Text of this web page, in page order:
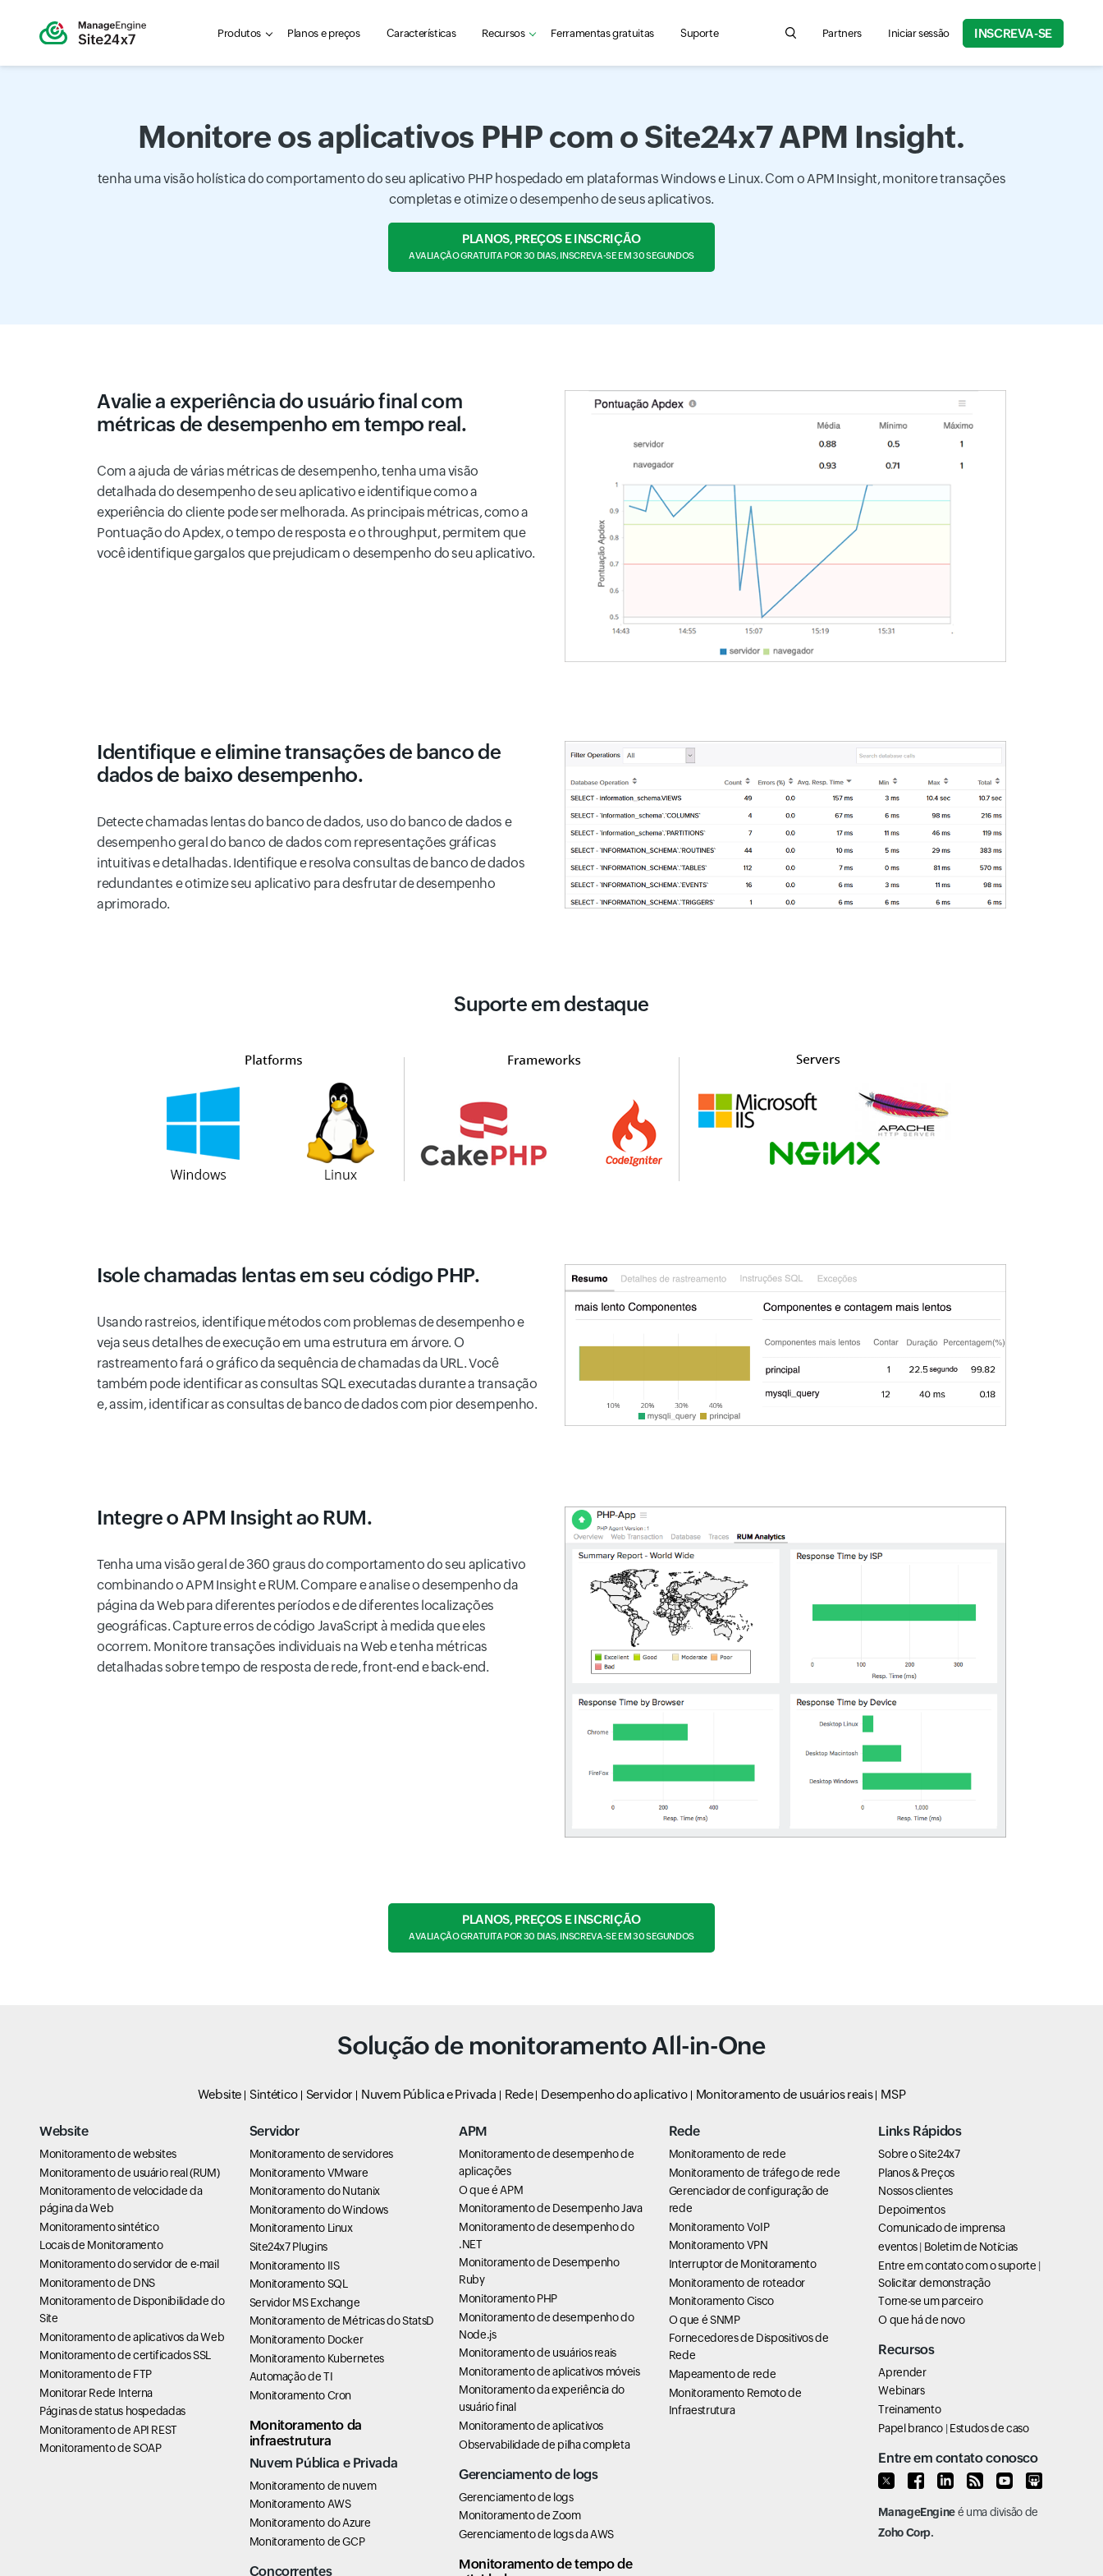
Produtos Planos e preços Características Recursos Ferramentas gratuitas Suporte Search for product information, help articles, and
Partners Iniciar sessão INSCREVA-SE
Monitore os aplicativos PHP com o Site24x7 APM Insight.
tenha uma visão holística do comportamento do seu aplicativo PHP hospedado em plataformas Windows e Linux. Com o APM Insight, monitore transações
completas e otimize o desempenho de seus aplicativos.
PLANOS, PREÇOS E INSCRIÇÃO
AVALIAÇÃO GRATUITA POR 30 DIAS, INSCREVA-SE EM 30 SEGUNDOS
Avalie a experiência do usuário final com
métricas de desempenho em tempo real.
Com a ajuda de várias métricas de desempenho, tenha uma visão
detalhada do desempenho de seu aplicativo e identifique como a
experiência do cliente pode ser melhorada. As principais métricas, como a
Pontuação do Apdex, o tempo de resposta e o throughput, permitem que
você identifique gargalos que prejudicam o desempenho do seu aplicativo.
Identifique e elimine transações de banco de
dados de baixo desempenho.
Detecte chamadas lentas do banco de dados, uso do banco de dados e
desempenho geral do banco de dados com representações gráficas
intuitivas e detalhadas. Identifique e resolva consultas de banco de dados
redundantes e otimize seu aplicativo para desfrutar de desempenho
aprimorado.
Suporte em destaque
Isole chamadas lentas em seu código PHP.
Usando rastreios, identifique métodos com problemas de desempenho e
veja seus detalhes de execução em uma estrutura em árvore. O
rastreamento fará o gráfico da sequência de chamadas da URL. Você
também pode identificar as consultas SQL executadas durante a transação
e, assim, identificar as consultas de banco de dados com pior desempenho.
Integre o APM Insight ao RUM.
Tenha uma visão geral de 360 graus do comportamento do seu aplicativo
combinando o APM Insight e RUM. Compare e analise o desempenho da
página da Web para diferentes períodos e de diferentes localizações
geográficas. Capture erros de código JavaScript à medida que eles
ocorrem. Monitore transações individuais na Web e tenha métricas
detalhadas sobre tempo de resposta de rede, front-end e back-end.
PLANOS, PREÇOS E INSCRIÇÃO
AVALIAÇÃO GRATUITA POR 30 DIAS, INSCREVA-SE EM 30 SEGUNDOS
Solução de monitoramento All-in-One
Website Sintético Servidor Nuvem Pública e Privada Rede Desempenho do aplicativo Monitoramento de usuários reais MSP
Website
Monitoramento de websites
Monitoramento de usuário real (RUM)
Monitoramento de velocidade da
página da Web
Monitoramento sintético
Locais de Monitoramento
Monitoramento do servidor de e-mail
Monitoramento de DNS
Monitoramento de Disponibilidade do
Site
Monitoramento de aplicativos da Web
Monitoramento de certificados SSL
Monitoramento de FTP
Monitorar Rede Interna
Páginas de status hospedadas
Monitoramento de API REST
Monitoramento de SOAP
Servidor
Monitoramento de servidores
Monitoramento VMware
Monitoramento do Nutanix
Monitoramento do Windows
Monitoramento Linux
Site24x7 Plugins
Monitoramento IIS
Monitoramento SQL
Servidor MS Exchange
Monitoramento de Métricas do StatsD
Monitoramento Docker
Monitoramento Kubernetes
Automação de TI
Monitoramento Cron
Monitoramento da
infraestrutura
Nuvem Pública e Privada
Monitoramento de nuvem
Monitoramento AWS
Monitoramento do Azure
Monitoramento de GCP
Concorrentes
APM
Monitoramento de desempenho de
aplicações
O que é APM
Monitoramento de Desempenho Java
Monitoramento de desempenho do
.NET
Monitoramento de Desempenho
Ruby
Monitoramento PHP
Monitoramento de desempenho do
Node.js
Monitoramento de usuários reais
Monitoramento de aplicativos móveis
Monitoramento da experiência do
usuário final
Monitoramento de aplicativos
Observabilidade de pilha completa
Gerenciamento de logs
Gerenciamento de logs
Monitoramento de Zoom
Gerenciamento de logs da AWS
Monitoramento de tempo de
Rede
Monitoramento de rede
Monitoramento de tráfego de rede
Gerenciador de configuração de
rede
Monitoramento VoIP
Monitoramento VPN
Interruptor de Monitoramento
Monitoramento de roteador
Monitoramento Cisco
O que é SNMP
Fornecedores de Dispositivos de
Rede
Mapeamento de rede
Monitoramento Remoto de
Infraestrutura
Links Rápidos
Sobre o Site24x7
Planos & Preços
Nossos clientes
Depoimentos
Comunicado de imprensa
eventos| Boletim de Notícias
Entre em contato com o suporte |
Solicitar demonstração
Torne-se um parceiro
O que há de novo
Recursos
Aprender
Webinars
Treinamento
Papel branco |Estudos de caso
Entre em contato conosco
ManageEngineé uma divisão de
Zoho Corp.